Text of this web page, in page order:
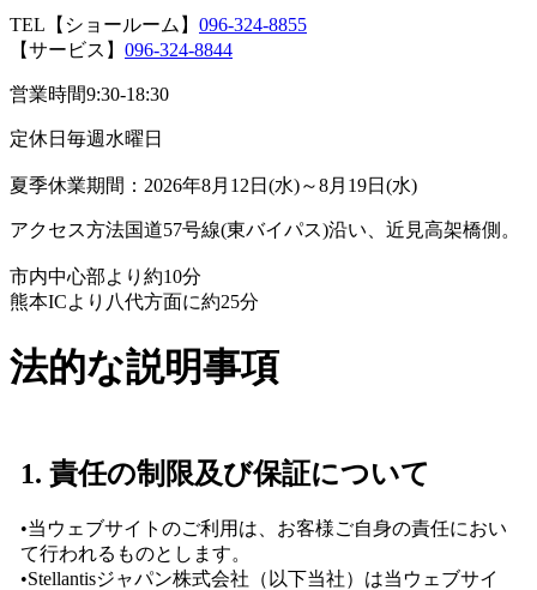
TEL 【ショールーム】 096-324-8855
【サービス】 096-324-8844
営業時間9:30-18:30
定休日 毎週水曜日
夏季休業期間：2026年8月12日(水)～8月19日(水)
アクセス方法国道57号線(東バイパス)沿い、近見高架橋側。
市内中心部より約10分
熊本ICより八代方面に約25分
法的な説明事項
1. 責任の制限及び保証について
•当ウェブサイトのご利用は、お客様ご自身の責任におい
て行われるものとします。
•Stellantisジャパン株式会社（以下当社）は当ウェブサイ